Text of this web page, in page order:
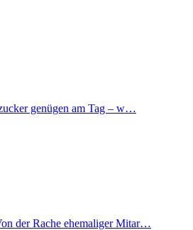
genügen am Tag – w…
der Rache ehemaliger Mitar…